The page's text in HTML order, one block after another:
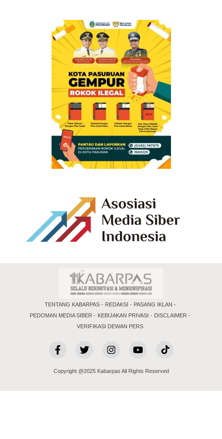
TENTANG KABARPAS REDAKSI
PASANG IKLAN
PEDOMAN MEDIA SIBER
KEBIJAKAN PRIVASI
DISCLAIMER
VERIFIKASI DEWAN PERS
Copyright @2025 Kabarpas All Rights Reserved